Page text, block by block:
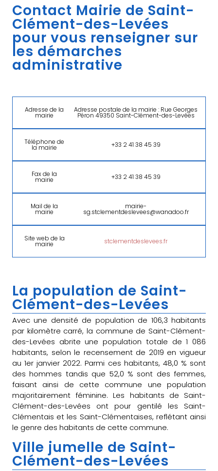
Contact Mairie de Saint-
Clément-des-Levées
pour vous renseigner sur
les démarches
administrative
Adresse de la
mairie
Adresse postale de la mairie : Rue Georges
Péron 49350 Saint-Clément-des-Levées
Téléphone de
la mairie +33 2 41 38 45 39
Fax de la
mairie +33 2 41 38 45 39
Mail de la
mairie
mairie-
sg.stclementdeslevees@wanadoo.fr
Site web de la
mairie stclementdeslevees.fr
La population de Saint-
Clément-des-Levées
Avec une densité de population de 106,3 habitants
par kilomètre carré, la commune de Saint-Clément-
des-Levées abrite une population totale de 1 086
habitants, selon le recensement de 2019 en vigueur
au 1er janvier 2022. Parmi ces habitants, 48,0 % sont
des hommes tandis que 52,0 % sont des femmes,
faisant ainsi de cette commune une population
majoritairement féminine. Les habitants de Saint-
Clément-des-Levées ont pour gentilé les Saint-
Clémentais et les Saint-Clémentaises, reflétant ainsi
le genre des habitants de cette commune.
Ville jumelle de Saint-
Clément-des-Levées